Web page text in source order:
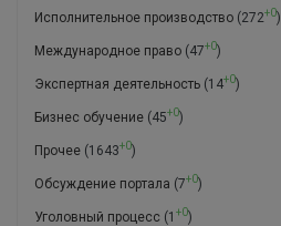
Исполнительное производство (272+0)
Международное право (47+0)
Экспертная деятельность (14+0)
Бизнес обучение (45+0)
Прочее (1643+0)
Обсуждение портала (7+0)
Уголовный процесс (1 +0)